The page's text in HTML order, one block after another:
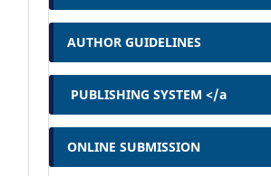
AUTHOR GUIDELINES
PUBLISHING SYSTEM </a
ONLINE SUBMISSION